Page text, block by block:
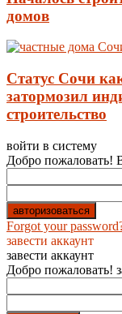
домов
Статус Сочи
затормозил
строительство
войти в систему
Добро пожаловать!
Forgot your
завести аккаунт
завести аккаунт
Добро пожаловать!